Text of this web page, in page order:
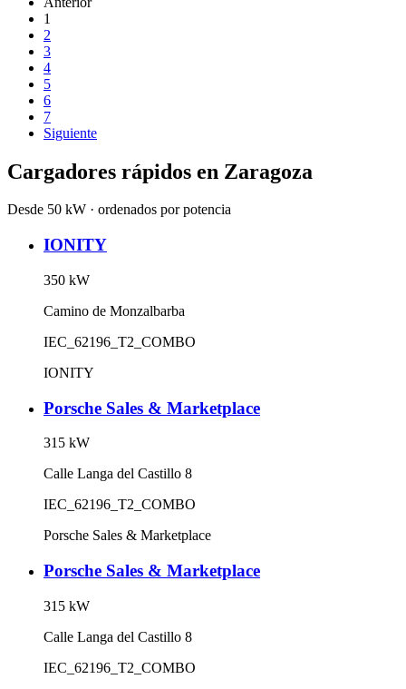
1
2
3
4
5
6
7
Siguiente
Cargadores rápidos en Zaragoza
Desde 50 kW · ordenados por potencia
IONITY
350 kW
Camino de Monzalbarba
IEC_62196_T2_COMBO
IONITY
Porsche Sales & Marketplace
315 kW
Calle Langa del Castillo 8
IEC_62196_T2_COMBO
Porsche Sales & Marketplace
Porsche Sales & Marketplace
315 kW
Calle Langa del Castillo 8
IEC_62196_T2_COMBO